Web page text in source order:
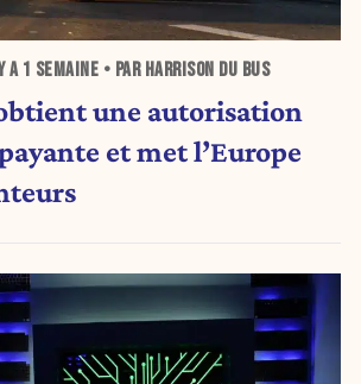
A1 SEMAINE • PAR HARRISON DU BUS
une autorisation
et met l’Europe